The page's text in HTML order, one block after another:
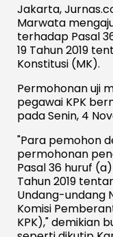
Jakarta,
Marwata
terhadap Pasal
19 Tahun 2019
Konstitusi (MK).
Permohonan uji
pegawai KPK
pada Senin, 4
"Para pemohon
permohonan
Pasal 36 huruf
Tahun 2019
Undang-undang
Komisi
KPK)," demikian